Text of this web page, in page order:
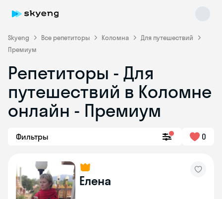
Skyeng Все репетиторы Коломна
Для путешествий
Премиум
Репетиторы - Для
путешествий в Коломне
онлайн - Премиум
Фильтры 0
Елена
online